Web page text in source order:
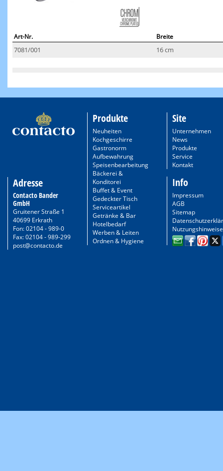
Art-Nr. Breite
7081/001 16 cm
Adresse
Contacto Bander
GmbH
Gruitener Straße 1
40699 Erkrath
Fon: 02104 - 989-0
Fax: 02104 - 989-299
post@contacto.de
Produkte
Neuheiten
Kochgeschirre
Gastronorm
Aufbewahrung
Speisenbearbeitung
Bäckerei &
Konditorei
Buffet & Event
Gedeckter Tisch
Serviceartikel
Getränke & Bar
Hotelbedarf
Werben & Leiten
Ordnen & Hygiene
Site
Unternehmen
News
Produkte
Service
Kontakt
Info
Impressum
AGB
Sitemap
Nutzungshinweise